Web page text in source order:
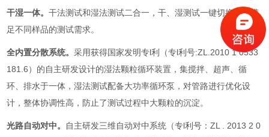
干湿一体。干法测试和湿法测试二合一，干、湿测试一键切换，可满
足不同样品的测试需求。
全内置分散系统。采用获得国家发明专l利（专l利号:ZL.2010 1 0533
181.6）的自主研发设计的湿法颗粒循环装置，集搅拌、超声、循
环、排水于一体，湿法测试配备大功率循环泵，对管路进行优化设
计，整体协调性高，防止了测试过程中大颗粒的沉淀。
光路自动对中。
自主研发三维自动对中系统（专l利号：ZL . 2013 2 0